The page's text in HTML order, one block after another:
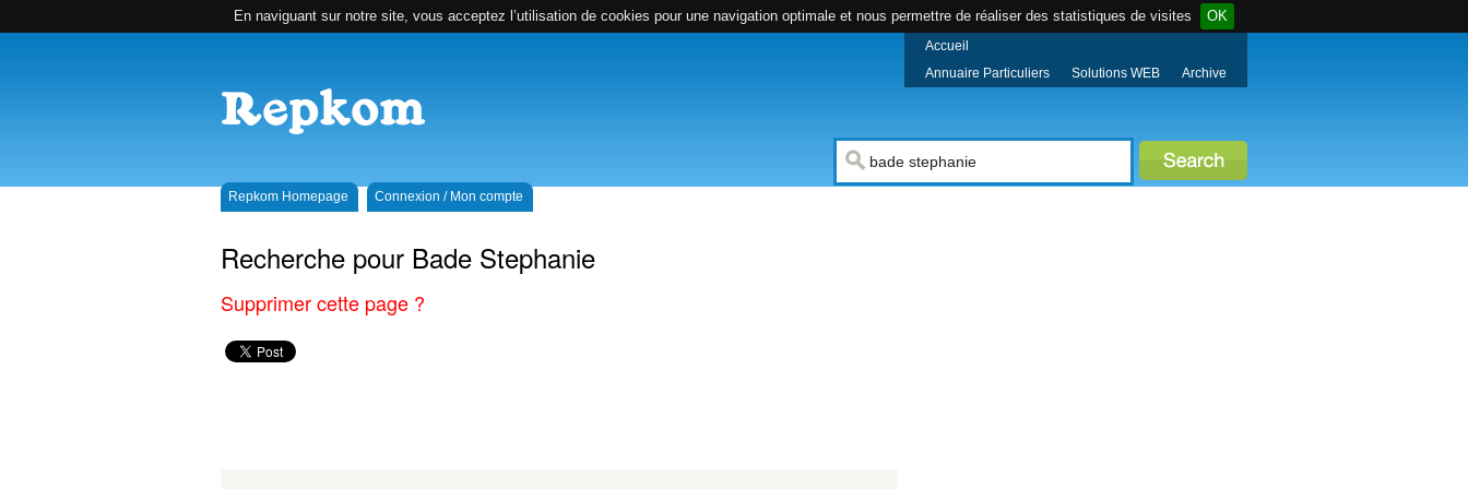
En naviguant sur notre site, vous acceptez l’utilisation de cookies pour une navigation optimale et nous permettre de réaliser des statistiques de visites OK
Accueil
Annuaire Particuliers
Solutions WEB Archive
Repkom Homepage Connexion / Mon compte
Recherche pour Bade Stephanie
Supprimer cette page ?